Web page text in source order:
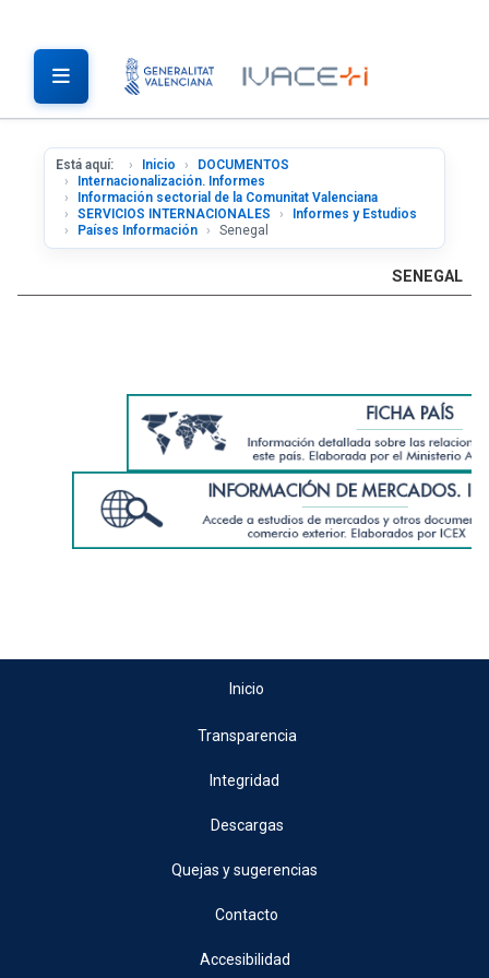
Está aquí: Inicio
DOCUMENTOS
Internacionalización. Informes
Información sectorial de la Comunitat Valenciana
SERVICIOS INTERNACIONALES
Informes y Estudios
Países Información
Senegal
SENEGAL
Inicio
Transparencia
Integridad
Descargas
Quejas y sugerencias
Contacto
Accesibilidad